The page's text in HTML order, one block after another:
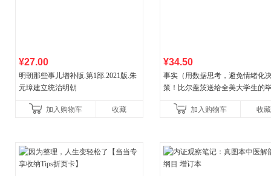
¥27.00
明朝那些事儿增补版.第1部.2021版.朱
元璋建立统治明朝
加入购物车 收藏
¥34.50
事实（用数据思考，避免情绪化
策！比尔盖茨送给全美大学生的
书！）读客经管文库
加入购物车 收藏